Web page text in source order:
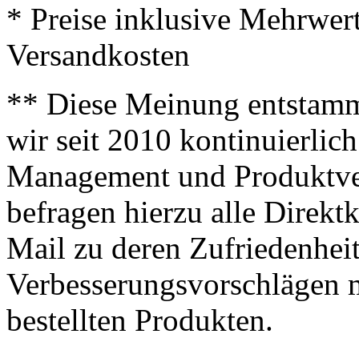
* Preise inklusive
Versandkosten
** Diese Meinung
wir seit 2010
Management und
befragen hierzu alle
Mail zu deren
bestellten Produkten.